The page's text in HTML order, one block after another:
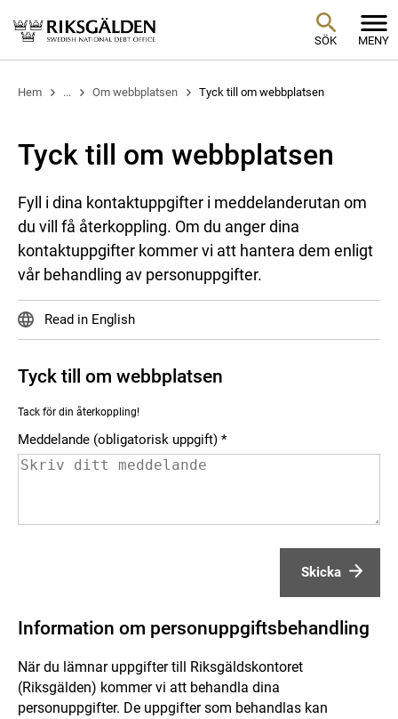
SÖK MENY
Hem ... Om webbplatsen Tyck till om webbplatsen
Tyck till om webbplatsen
Fyll i dina kontaktuppgifter i meddelanderutan om
du vill få återkoppling. Om du anger dina
kontaktuppgifter kommer vi att hantera dem enligt
vår behandling av personuppgifter.
Read in English
Tyck till om webbplatsen
Tack för din återkoppling!
Meddelande (obligatorisk uppgift)
Skicka
Information om personuppgiftsbehandling
När du lämnar uppgifter till Riksgäldskontoret
(Riksgälden) kommer vi att behandla dina
personuppgifter. De uppgifter som behandlas kan